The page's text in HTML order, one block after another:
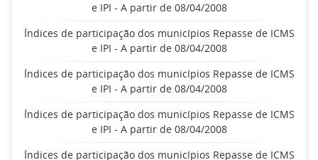
e IPI - A partir de 08/04/2008
Índices de participação dos municípios Repasse de ICMS
e IPI - A partir de 08/04/2008
Índices de participação dos municípios Repasse de ICMS
e IPI - A partir de 08/04/2008
Índices de participação dos municípios Repasse de ICMS
e IPI - A partir de 08/04/2008
Índices de participação dos municípios Repasse de ICMS